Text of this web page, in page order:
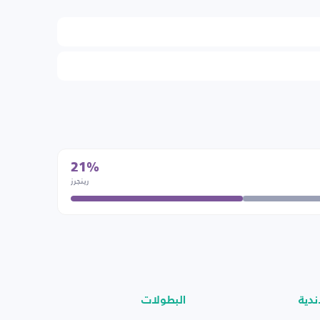
21%
رينجرز
البطولات